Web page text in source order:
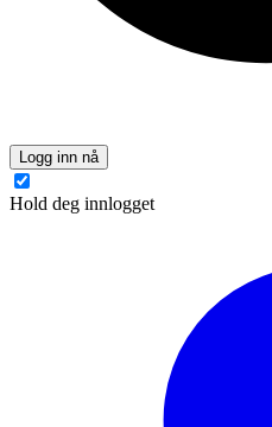
Logg inn nå
Hold deg innlogget